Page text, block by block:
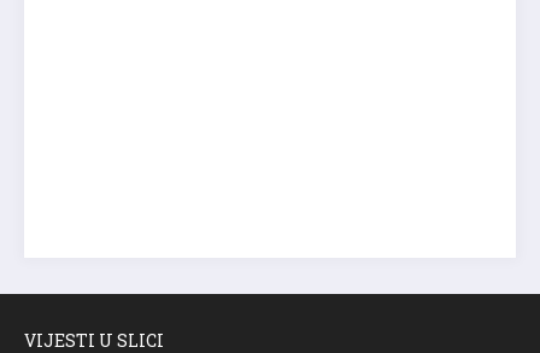
VIJESTI U SLICI